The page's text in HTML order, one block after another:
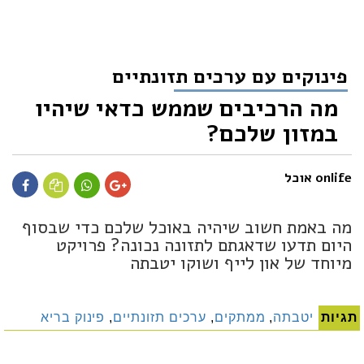
פינוקים עם ערכים תזונתיים
מה הרכיבים שממש כדאי שיהיו
במזון שלכם?
onlife אוכל
מה באמת חשוב שיהיה באוכל שלכם כדי שבסוף
היום תדעו שדאגתם לתזונה נכונה? פרויקט
מיוחד של און לייף ושוקו יטבתה
תגיות יטבתה, ממתקים, ערכים תזונתיים, פינוק בריא